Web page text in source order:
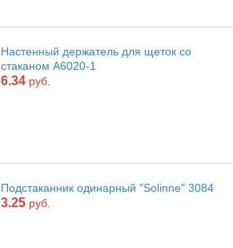
Настенный держатель для щеток со
стаканом А6020-1
6.34 руб.
Подстаканник одинарный "Solinne" 3084
3.25 руб.